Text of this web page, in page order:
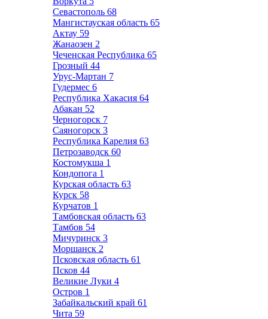
Севастополь 68
Мангистауская область 65
Актау 59
Жанаозен 2
Чеченская Республика 65
Грозный 44
Урус-Мартан 7
Гудермес 6
Республика Хакасия 64
Абакан 52
Черногорск 7
Саяногорск 3
Республика Карелия 63
Петрозаводск 60
Костомукша 1
Кондопога 1
Курская область 63
Курск 58
Курчатов 1
Тамбовская область 63
Тамбов 54
Мичуринск 3
Моршанск 2
Псковская область 61
Псков 44
Великие Луки 4
Остров 1
Забайкальский край 61
Чита 59